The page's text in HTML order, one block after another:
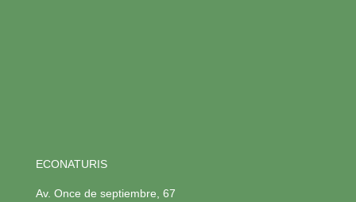
ECONATURIS
Av. Once de septiembre, 67